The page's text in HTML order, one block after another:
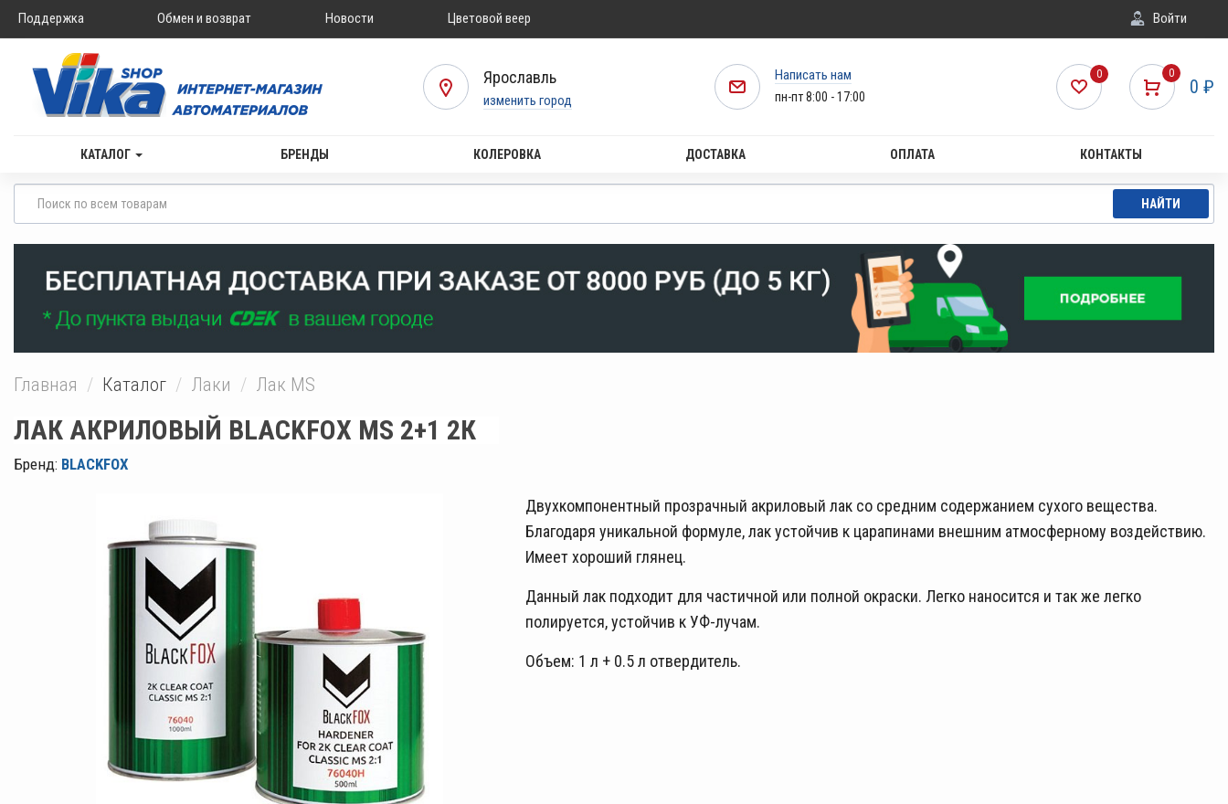
Поддержка Обмен и возврат Новости Цветовой веер Войти
Ярославль
изменить город
Написать нам
пн-пт 8:00 - 17:00
0
0 ₽
0
КАТАЛОГ БРЕНДЫ КОЛЕРОВКА ДОСТАВКА ОПЛАТА КОНТАКТЫ
НАЙТИ
Главная Каталог Лаки Лак MS
ЛАК АКРИЛОВЫЙ BLACKFOX MS 2+1 2К
Бренд: BLACKFOX
Двухкомпонентный прозрачный акриловый лак со средним содержанием сухого вещества.
Благодаря уникальной формуле, лак устойчив к царапинами внешним атмосферному воздействию.
Имеет хороший глянец.
Данный лак подходит для частичной или полной окраски. Легко наносится и так же легко
полируется, устойчив к УФ-лучам.
Объем: 1 л + 0.5 л отвердитель.